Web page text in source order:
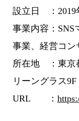
設立日 ：2019
事業内容：SNS
事業、経営コン
所在地 ：東京
リーングラス9F
URL ：